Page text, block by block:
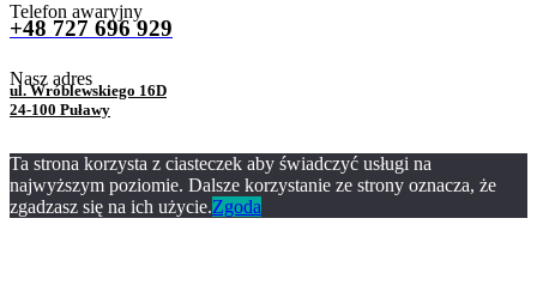
Telefon awaryjny
+48 727 696 929
Nasz adres
ul. Wróblewskiego 16D
24-100 Puławy
Ta strona korzysta z ciasteczek aby świadczyć usługi na
najwyższym poziomie. Dalsze korzystanie ze strony oznacza, że
zgadzasz się na ich użycie.Zgoda